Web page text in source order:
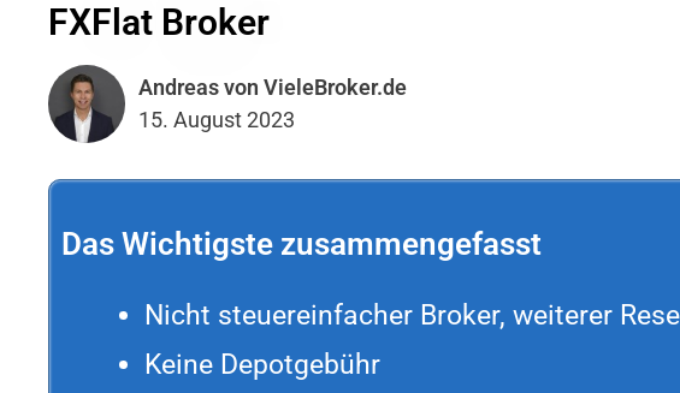
FXFlat Broker
Andreas von VieleBroker.de
15. August 2023
Das Wichtigste zusammengefasst
Nicht steuereinfacher Broker, weiterer
Keine Depotgebühr